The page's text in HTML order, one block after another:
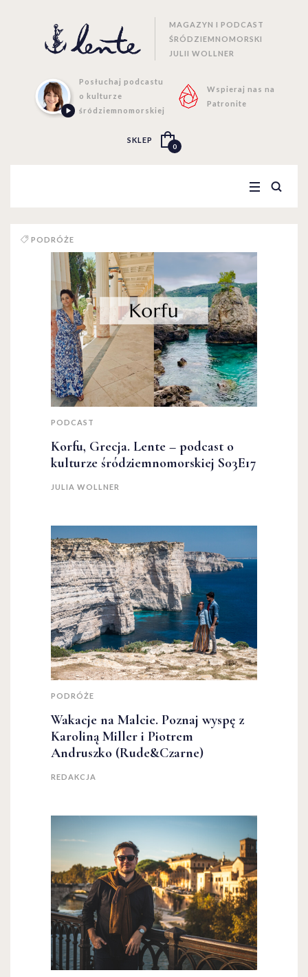
MAGAZYN I PODCAST
ŚRÓDZIEMNOMORSKI
JULII WOLLNER
Posłuchaj podcastu
o kulturze
śródziemnomorskiej
Wspieraj nas na
Patronite
SKLEP
0
PODRÓŻE
PODCAST
Korfu, Grecja. Lente – podcast o
kulturze śródziemnomorskiej S03E17
JULIA WOLLNER
PODRÓŻE
Wakacje na Malcie. Poznaj wyspę z
Karoliną Miller i Piotrem
Andruszko (Rude&Czarne)
REDAKCJA